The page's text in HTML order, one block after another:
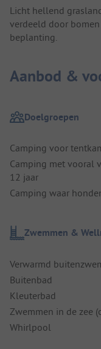
Licht hellend
verdeeld door
beplanting.
Aanbod &
Doelgroepen
Camping voor
Camping met vooral
12 jaar
Camping waar
Zwemmen &
Verwarmd
Buitenbad
Kleuterbad
Zwemmen in de zee
Whirlpool